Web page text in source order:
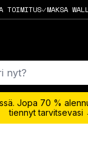
TOIMITUS MAKSA
Jopa 70 %
tiennyt tarvitsevasi